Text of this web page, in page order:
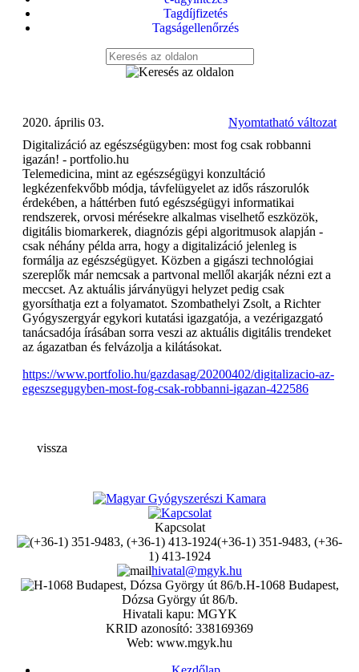
Tagdíjfizetés
Tagságellenőrzés
Nyomtatható változat
2020. április 03.
Digitalizáció az egészségügyben: most fog csak robbanni
igazán! - portfolio.hu
Telemedicina, mint az egészségügyi konzultáció
legkézenfekvőbb módja, távfelügyelet az idős rászorulók
érdekében, a háttérben futó egészségügyi informatikai
rendszerek, orvosi mérésekre alkalmas viselhető eszközök,
digitális biomarkerek, diagnózis gépi algoritmusok alapján -
csak néhány példa arra, hogy a digitalizáció jelenleg is
formálja az egészségügyet. Közben a gigászi technológiai
szereplők már nemcsak a partvonal mellől akarják nézni ezt a
meccset. Az aktuális járványügyi helyzet pedig csak
gyorsíthatja ezt a folyamatot. Szombathelyi Zsolt, a Richter
Gyógyszergyár egykori kutatási igazgatója, a vezérigazgató
tanácsadója írásában sorra veszi az aktuális digitális trendeket
az ágazatban és felvázolja a kilátásokat.
https://www.portfolio.hu/gazdasag/20200402/digitalizacio-az-
egeszsegugyben-most-fog-csak-robbanni-igazan-422586
vissza
Kapcsolat
(+36-1) 351-9483, (+36-
1) 413-1924
hivatal@mgyk.hu
H-1068 Budapest,
Dózsa György út 86/b.
Hivatali kapu: MGYK
KRID azonosító: 338169369
Web: www.mgyk.hu